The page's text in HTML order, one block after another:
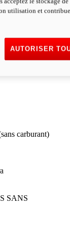
carburant)
carburant)
SANS
utilisation et
AUTORISER